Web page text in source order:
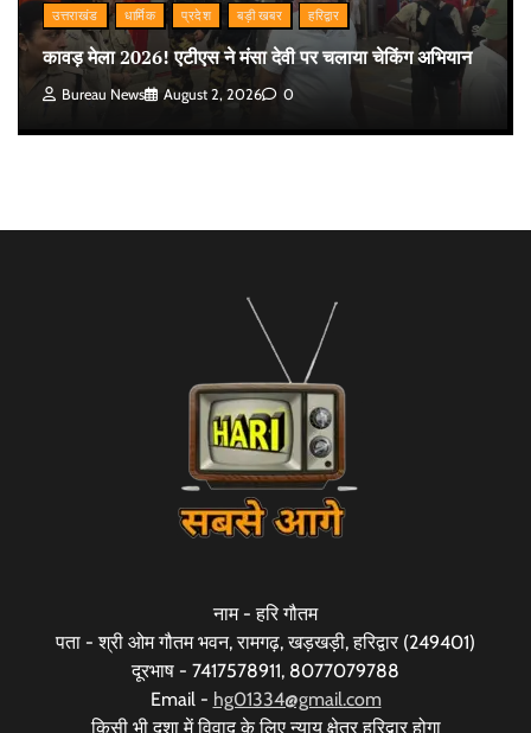
उत्तराखंड धार्मिक प्रदेश बड़ी खबर हरिद्वार
कावड़ मेला 2026! एटीएस ने मंसा देवी पर चलाया चेकिंग अभियान
Bureau News August 2, 2026 0
नाम - हरि गौतम
पता - श्री ओम गौतम भवन, रामगढ़, खड़खड़ी, हरिद्वार (249401)
दूरभाष - 7417578911, 8077079788
Email - hg01334@gmail.com
किसी भी दशा में विवाद के लिए न्याय क्षेत्र हरिद्वार होगा